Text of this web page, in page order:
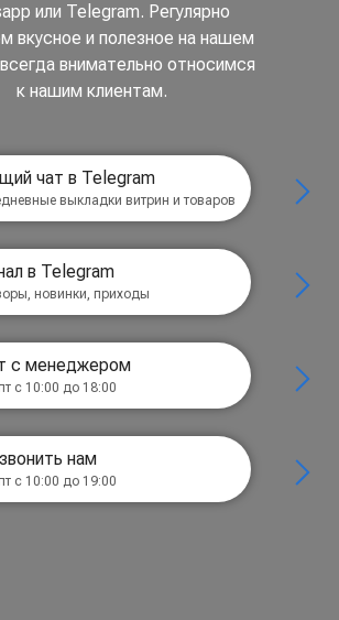
или Telegram. Регулярно
вкусное и полезное на нашем
внимательно относимся
к нашим клиентам.
чат в Telegram
выкладки витрин и товаров
в Telegram
новинки, приходы
с менеджером
с 10:00 до 18:00
нам
с 10:00 до 19:00